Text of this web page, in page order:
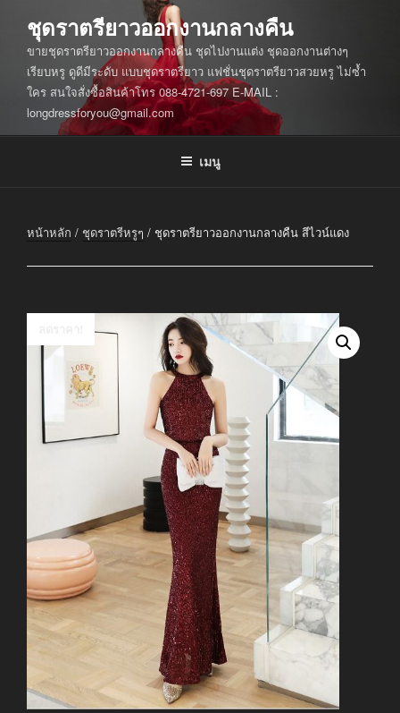
บทความ
ชุดราตรียาวออกงานกลางคืน
ขายชุดราตรียาวออกงานกลางคืน ชุดไปงานแต่ง ชุดออกงานต่างๆ
เรียบหรู ดูดีมีระดับ แบบชุดราตรียาว แฟชั่นชุดราตรียาวสวยหรู ไม่ซ้ำ
ใคร สนใจสั่งซื้อสินค้าโทร 088-4721-697 E-MAIL :
longdressforyou@gmail.com
เมนู
หน้าหลัก / ชุดราตรีหรูๆ / ชุดราตรียาวออกงานกลางคืน สีไวน์แดง